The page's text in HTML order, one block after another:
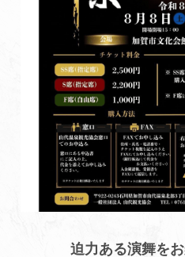
迫力ある演舞を